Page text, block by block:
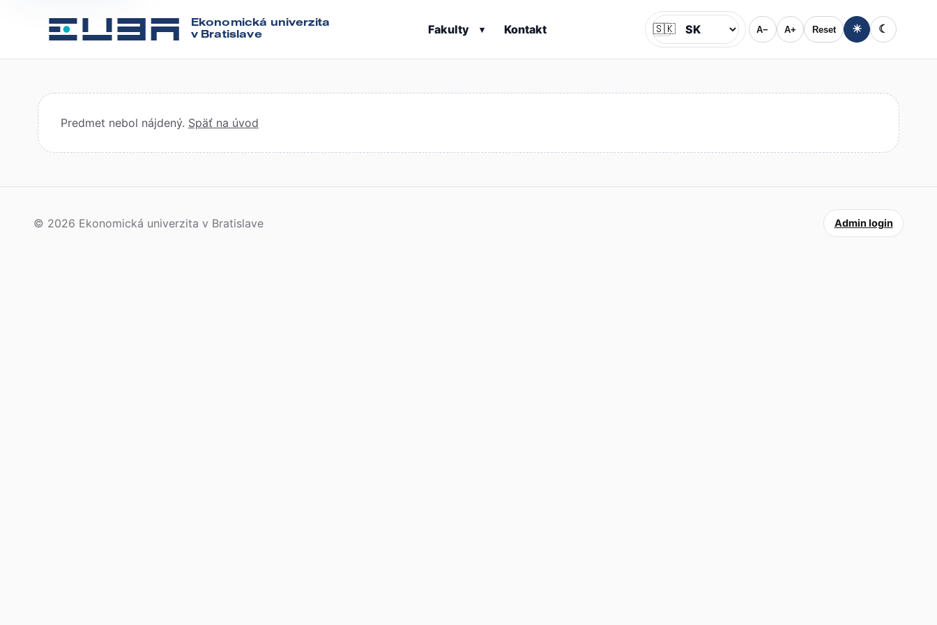
Ekonomická univerzita
v Bratislave
Fakulty ▾ Kontakt Jazyk
🇸🇰 A− A+ Reset ☀ ☾
Predmet nebol nájdený. Späť na úvod
© 2026 Ekonomická univerzita v Bratislave Admin login